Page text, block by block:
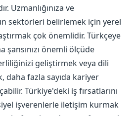
Uzmanlığınıza ve
sektörleri belirlemek için yerel
çok önemlidir. Türkçeye
önemli ölçüde
geliştirmek veya dili
daha fazla sayıda kariyer
Türkiye'deki iş fırsatlarını
işverenlerle iletişim kurmak